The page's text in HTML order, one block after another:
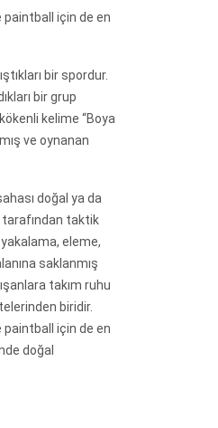
paintball için de en
bir spordur.
bir grup
kelime “Boya
ve oynanan
doğal ya da
tarafından taktik
eleme,
saklanmış
takım ruhu
biridir.
paintball için de en
doğal